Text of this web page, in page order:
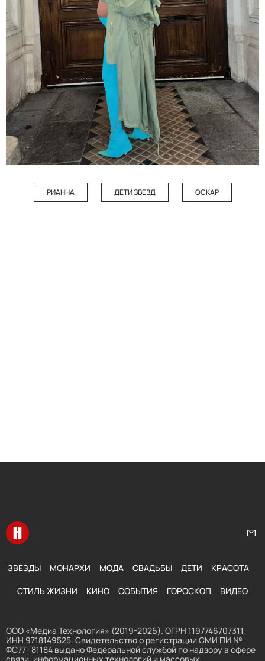
РИАННА ДЕТИ ЗВЕЗД ОСКАР
Перейти на главную
ЗВЕЗДЫ МОНАРХИ МОДА СВАДЬБЫ ДЕТИ КРАСОТА
СТИЛЬ ЖИЗНИ КИНО СОБЫТИЯ ГОРОСКОП ВИДЕО
ООО «Медиа Технология» (2019-2026). ОГРН 1197746707311,
ИНН 9718149525. Свидетельство о регистрации СМИ ПИ №
ФС77- 81184 выдано Федеральной службой по надзору в сфере